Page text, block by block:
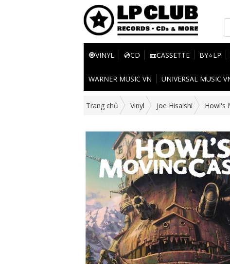
🧿VINYL 💿CD 📼CASSETTE BY⭐LP
WARNER MUSIC VN UNIVERSAL MUSIC
Trang chủ Vinyl Joe Hisaishi Howl's